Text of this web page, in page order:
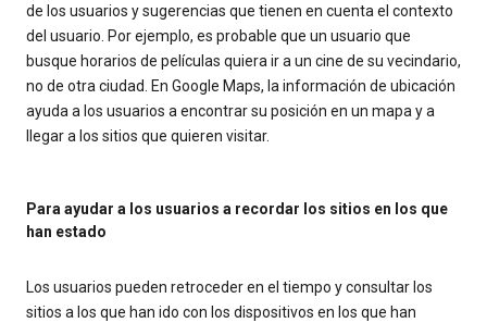
de los usuarios y sugerencias que tienen en cuenta el contexto
del usuario. Por ejemplo, es probable que un usuario que
busque horarios de películas quiera ir a un cine de su vecindario,
no de otra ciudad. En Google Maps, la información de ubicación
ayuda a los usuarios a encontrar su posición en un mapa y a
llegar a los sitios que quieren visitar.
Para ayudar a los usuarios a recordar los sitios en los que
han estado
Los usuarios pueden retroceder en el tiempo y consultar los
sitios a los que han ido con los dispositivos en los que han